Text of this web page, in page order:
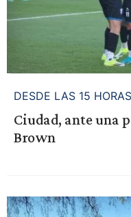
DESDE LAS 15 HORAS
Ciudad, ante una
Brown